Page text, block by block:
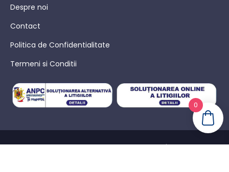
Despre noi
Contact
Politica de Confidentialitate
Termeni si Conditii
© AVConectica – Toate drepturile rezervate! |Politica de
0